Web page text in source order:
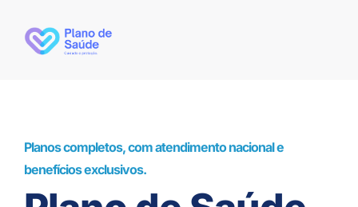
Planos completos, com atendimento nacional e
benefícios exclusivos.